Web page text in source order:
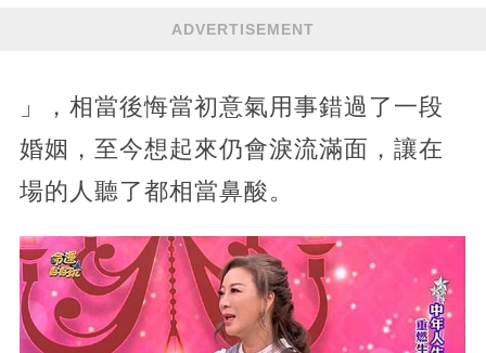
ADVERTISEMENT
」，相當後悔當初意氣用事錯過了一段
婚姻，至今想起來仍會淚流滿面，讓在
場的人聽了都相當鼻酸。